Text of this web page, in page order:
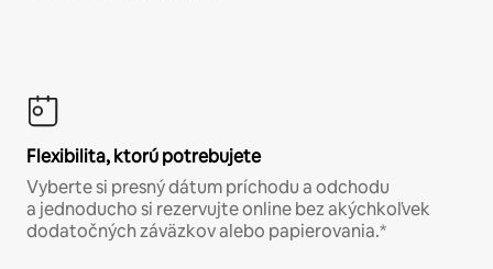
Flexibilita, ktorú potrebujete
Vyberte si presný dátum príchodu a odchodu
a jednoducho si rezervujte online bez akýchkoľvek
dodatočných záväzkov alebo papierovania.*